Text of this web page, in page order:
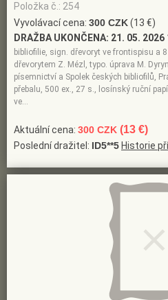
Položka č.: 254
Vyvolávací cena: 300 CZK(13 €)
DRAŽBA UKONČENA: 21. 05. 2026
bibliofilie, sign. dřevoryt ve frontispisu a
dřevorytem Z. Mézl, typo. úprava M.
písemnictví a Spolek českých bibliofilů,
přebalu, 500 ex., 27 s., losínský ruční
ve…
Aktuální cena: 300 CZK (13 €)
Poslední dražitel: ID5**5 Historie